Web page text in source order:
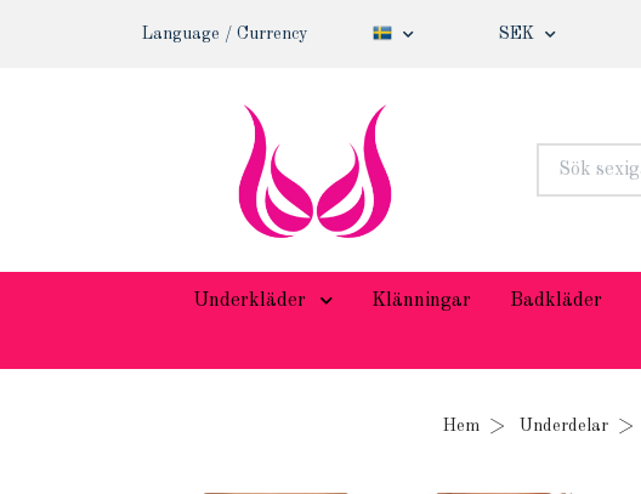
Language / Currency SEK
Underkläder Klänningar Badkläder
Hem Underdelar